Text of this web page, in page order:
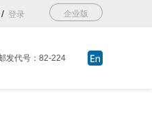
企业版
/ 登录
发代号：82-224